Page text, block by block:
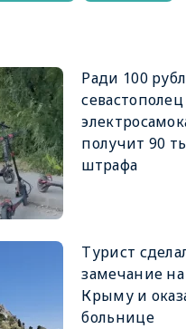
Ради 100
получит 90
штрафа
Турист
замечание
Крыму и
больнице